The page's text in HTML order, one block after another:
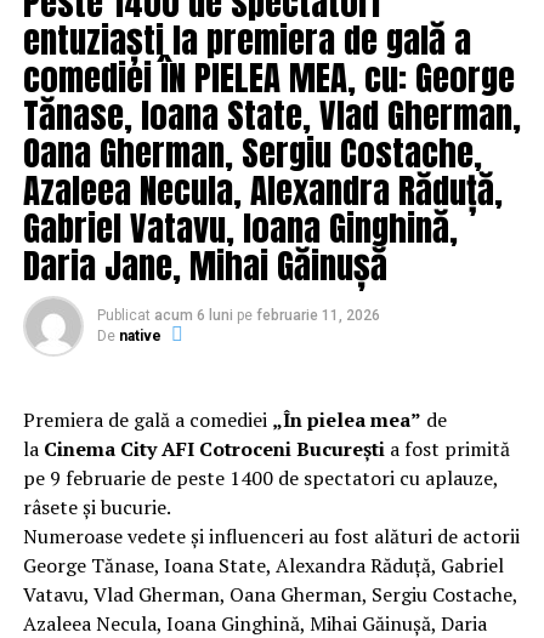
Totodata, cei de la Biroul Control Intern ar puteasa
intrebe toate farmacistele din Baicoi si Campina ce
anume prefera sa achizitioneze subcomisarul de
politie Dulea Rozin Constantin, in mod constant.
Noi am fost curiosi si dupa un ras sanatos ne-am
intristat.
Daca nu era o persoana publica acest politist ar fi putut
achizitiona cate tone de Levitra ar fi putut, dar nu in
timpul programului, care sa il determine către pasiunile
mai practice sus mentionate, de hartuire,
pune in ipostaze urate si pateaza imaginea IPJ
entuziaști la premiera de gală a
comediei ÎN PIELEA MEA, cu: George
Tănase, Ioana State, Vlad Gherman,
Oana Gherman, Sergiu Costache,
Azaleea Necula, Alexandra Răduță,
Gabriel Vatavu, Ioana Ginghină,
Daria Jane, Mihai Găinușă
Publicat acum 6 luni pe februarie 11, 2026
De native
Premiera de gală a comediei „În pielea mea” de
la Cinema City AFI Cotroceni Bucureștia fost primită
pe 9 februarie de peste 1400 de spectatori cu aplauze,
râsete și bucurie.
Numeroase vedete și influenceri au fost alături de actorii
George Tănase, Ioana State, Alexandra Răduță, Gabriel
Vatavu, Vlad Gherman, Oana Gherman, Sergiu Costache,
Azaleea Necula, Ioana Ginghină, Mihai Găinușă, Daria